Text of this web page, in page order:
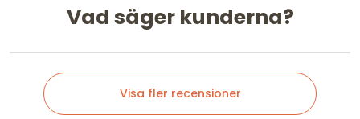
Vad säger kunderna?
Visa fler recensioner